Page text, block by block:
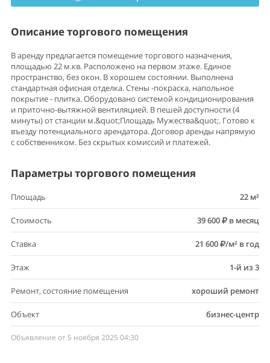
Описание торгового помещения
В аренду предлагается помещение торгового назначения,
площадью 22 м.кв. Расположено на первом этаже. Единое
пространство, без окон. В хорошем состоянии. Выполнена
стандартная офисная отделка. Стены -покраска, напольное
покрытие - плитка. Оборудовано системой кондиционирования
и приточно-вытяжной вентиляцией. В пешей доступности (4
минуты) от станции м.&quot;Площадь Мужества&quot;. Готово к
въезду потенциального арендатора. Договор аренды напрямую
с собственником. Без скрытых комиссий и платежей.
Параметры торгового помещения
Площадь 22 м²
Стоимость 39 600 в месяц
Ставка 21 600 /м² в год
Этаж 1-й из 3
Ремонт, состояние помещения хороший ремонт
Объект бизнес-центр
Объявление от 5 ноября 2025 04:30